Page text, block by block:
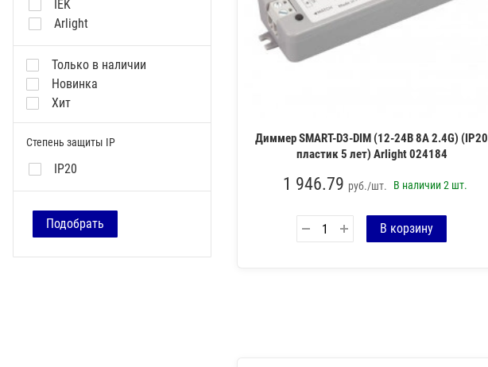
IEK
Arlight
Только в наличии
Новинка
Хит
Степень защиты IP
IP20
Подобрать
Диммер SMART-D3-DIM (12-24В 8А 2.4G) (IP20
пластик 5 лет) Arlight 024184
1 946.79 руб./шт. В наличии2 шт.